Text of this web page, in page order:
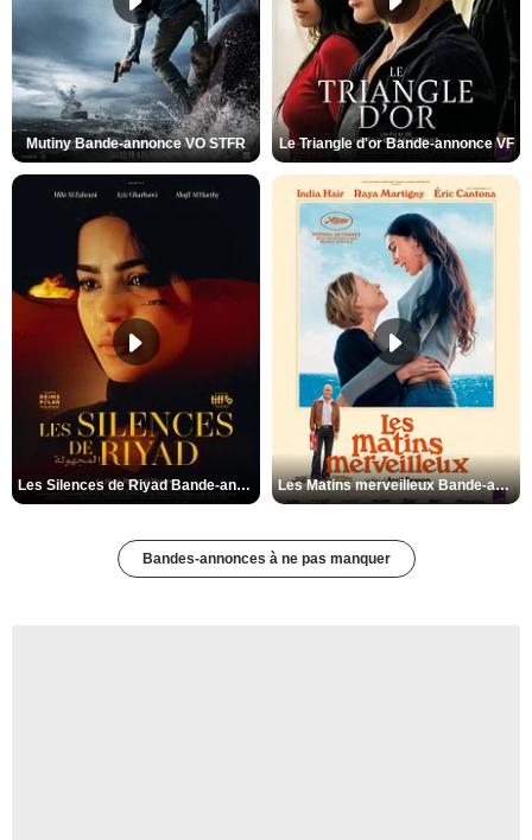
Mutiny Bande-annonce VO STFR Le Triangle d'or Bande-annonce VF
Les Silences de Riyad Bande-annonce VO STFR Les Matins merveilleux Bande-annonce VF
Bandes-annonces à ne pas manquer